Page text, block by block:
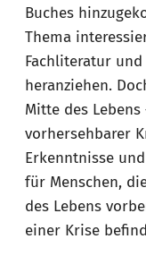
Buches
Thema
Fachliteratur
heranziehen.
Mitte des
vorhersehbarer
Erkenntnisse
für Menschen,
des Lebens
einer Krise